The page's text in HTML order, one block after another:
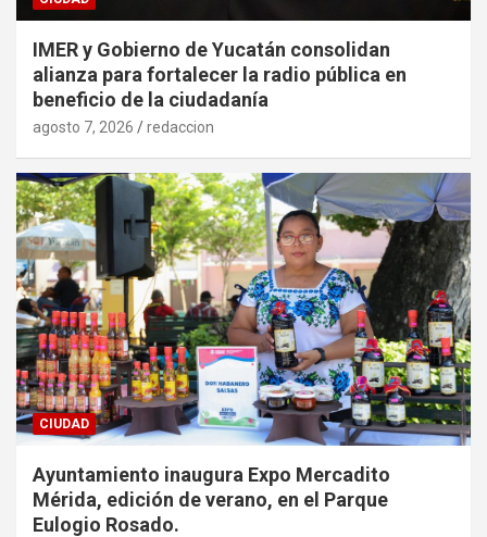
IMER y Gobierno de Yucatán consolidan
alianza para fortalecer la radio pública en
beneficio de la ciudadanía
agosto 7, 2026 redaccion
CIUDAD
Ayuntamiento inaugura Expo Mercadito
Mérida, edición de verano, en el Parque
Eulogio Rosado.